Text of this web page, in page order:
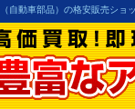
自動車部品）の格安販売ショ